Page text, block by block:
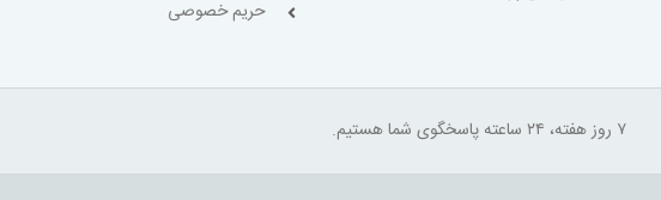
حریم خصوصی
۷ روز هفته، ۲۴ ساعته پاسخگوی شما هستیم.